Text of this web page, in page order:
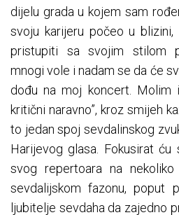
dijelu grada u kojem sam
svoju karijeru počeo u blizini,
pristupiti sa svojim stilom
mnogi vole i nadam se da će
dođu na moj koncert. Molim
kritični naravno”, kroz smijeh
to jedan spoj sevdalinskog
Harijevog glasa. Fokusirat ću
svog repertoara na
sevdalijskom fazonu, poput
ljubitelje sevdaha da zajedno